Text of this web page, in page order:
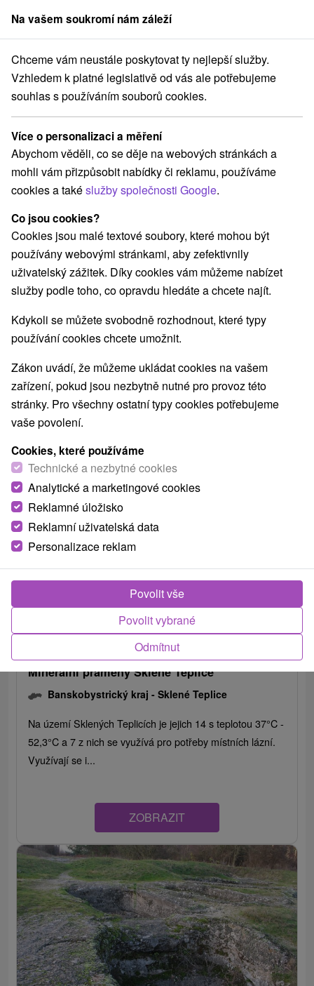
člen skupinySorger
Atrakce na Slovensku Pramene Štiavnické vrchy
Pramene Štiavnické vrchy
Kategorie
Všechny kategorie
Planetária a observatória(1)
Túry a turistické chodníky(9)
Amfiteátre a kiná v prírode
Mestské a zámocké parky(2) Architektonické stavby
Sakrálne miesta(1) Kaštiele(1) Divadlá(1)
Skanzeny(1) Hrady, zámky, zrúcaniny(9)
Vyhliadkové veže a chodníky(2)
Jazerá, plesá, vodné nádrže
Aquaparky, kúpaliská(4) Vodopády(2) Pamätníky
Technické pamiatky(4) Atrakce s dětmi
Múzeá a galérie (3) Turistické atrakcie(16)
Adrenalinové atrakcie(1)
Sklené Teplice(1) Vyhne
Minerální prameny Sklené Teplice
Banskobystrický kraj -Sklené Teplice
Na území Sklených Teplicích je jejich 14 s teplotou 37°C -
52,3°C a 7 z nich se využívá pro potřeby místních lázní.
Využívají se i...
ZOBRAZIT
Na vašem soukromí nám záleží
Chceme vám neustále poskytovat ty nejlepší služby.
Vzhledem k platné legislativě od vás ale potřebujeme
souhlas s používáním souborů cookies.
Více o personalizaci a měření
Abychom věděli, co se děje na webových stránkách a
mohli vám přizpůsobit nabídky či reklamu, používáme
cookies a takéslužby společnosti Google.
Co jsou cookies?
Cookies jsou malé textové soubory, které mohou být
používány webovými stránkami, aby zefektivnily
uživatelský zážitek. Díky cookies vám můžeme nabízet
služby podle toho, co opravdu hledáte a chcete najít.
Kdykoli se můžete svobodně rozhodnout, které typy
používání cookies chcete umožnit.
Zákon uvádí, že můžeme ukládat cookies na vašem
zařízení, pokud jsou nezbytně nutné pro provoz této
stránky. Pro všechny ostatní typy cookies potřebujeme
vaše povolení.
Cookies, které používáme
Technické a nezbytné cookies
Analytické a marketingové cookies
Reklamné úložisko
Reklamní uživatelská data
Personalizace reklam
Odmítnut
Povolit vybrané
Povolit vše